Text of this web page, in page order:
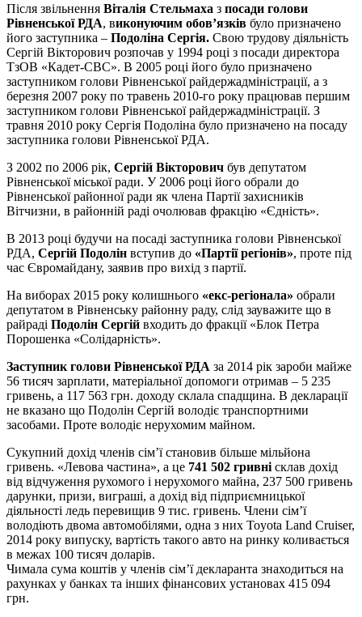
Після звільнення Віталія Стельмаха з посади голови
Рівненської РДА, виконуючим обов’язків було призначено
його заступника – Подоліна Сергія. Свою трудову діяльність
Сергій Вікторович розпочав у 1994 році з посади директора
ТзОВ «Кадет-СВС». В 2005 році його було призначено
заступником голови Рівненської райдержадміністрації, а з
березня 2007 року по травень 2010-го року працював першим
заступником голови Рівненської райдержадміністрації. З
травня 2010 року Сергія Подоліна було призначено на посаду
заступника голови Рівненської РДА.
З 2002 по 2006 рік, Сергій Вікторович був депутатом
Рівненської міської ради. У 2006 році його обрали до
Рівненської районної ради як члена Партії захисників
Вітчизни, в районній раді очолював фракцію «Єдність».
В 2013 році будучи на посаді заступника голови Рівненської
РДА, Сергій Подолін вступив до «Партії регіонів», проте під
час Євромайдану, заявив про вихід з партії.
На виборах 2015 року колишнього «екс-регіонала» обрали
депутатом в Рівненську районну раду, слід зауважите що в
райраді Подолін Сергій входить до фракції «Блок Петра
Порошенка «Солідарність».
Заступник голови Рівненської РДА за 2014 рік зароби майже
56 тисяч зарплати, матеріальної допомоги отримав – 5 235
гривень, а 117 563 грн. доходу склала спадщина. В декларації
не вказано що Подолін Сергій володіє транспортними
засобами. Проте володіє нерухомим майном.
Сукупний дохід членів сім’ї становив більше мільйона
гривень. «Левова частина», а це 741 502 гривні склав дохід
від відчуження рухомого і нерухомого майна, 237 500 гривень
дарунки, призи, виграші, а дохід від підприємницької
діяльності ледь перевищив 9 тис. гривень. Члени сім’ї
володіють двома автомобілями, одна з них Toyota Land Cruiser,
2014 року випуску, вартість такого авто на ринку коливається
в межах 100 тисяч доларів.
Чимала сума коштів у членів сім’ї декларанта знаходиться на
рахунках у банках та інших фінансових установах 415 094
грн.